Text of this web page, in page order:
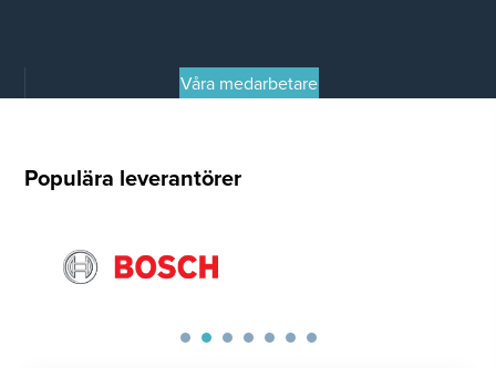
Våra medarbetare
Populära leverantörer